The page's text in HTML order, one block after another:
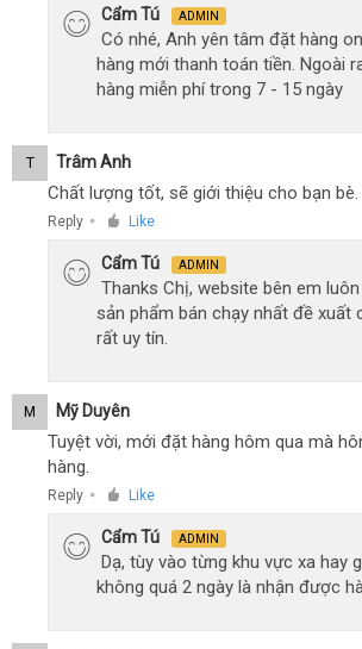
Cẩm Tú ADMIN
Có nhé, Anh yên tâm đặt hàng
hàng mới thanh toán tiền. Ngoài
hàng miễn phí trong 7 - 15 ngày
T Trâm Anh
Chất lượng tốt, sẽ giới thiệu cho bạn bè.
Reply ● Like
Cẩm Tú ADMIN
Thanks Chị, website bên em
sản phẩm bán chạy nhất đề xuất
rất uy tín.
M Mỹ Duyên
Tuyệt vời, mới đặt hàng hôm qua mà
hàng.
Reply ● Like
Cẩm Tú ADMIN
Dạ, tùy vào từng khu vực xa hay
không quá 2 ngày là nhận được